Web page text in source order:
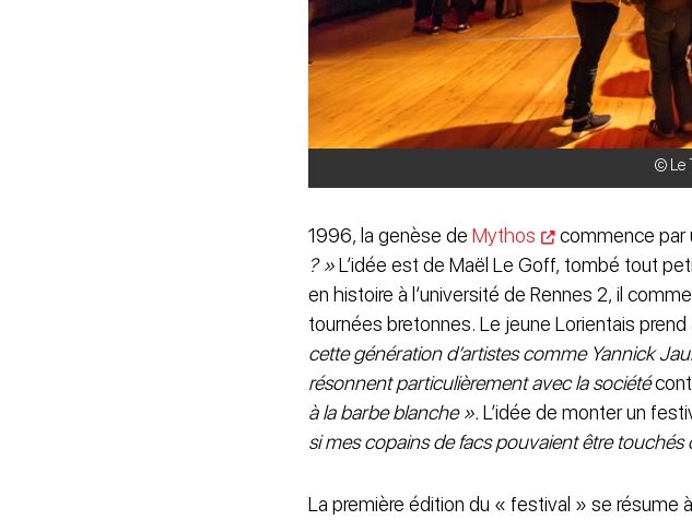
© Le
1996, la genèse de Mythos commence par
? »L’idée est de Maël Le Goff, tombé tout
en histoire à l’université de Rennes 2, il
tournées bretonnes. Le jeune Lorientais prend
cette génération d’artistes comme Yannick
résonnent particulièrement avec la société
à la barbe blanche ». L’idée de monter un
si mes copains de facs pouvaient être
La première édition du « festival » se résume